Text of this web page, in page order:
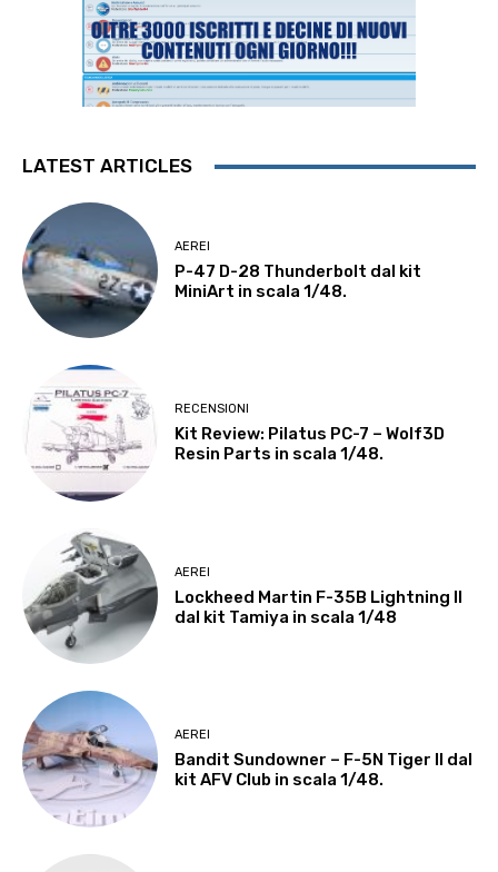
LATEST ARTICLES
AEREI
P-47 D-28 Thunderbolt dal kit
MiniArt in scala 1/48.
RECENSIONI
Kit Review: Pilatus PC-7 – Wolf3D
Resin Parts in scala 1/48.
AEREI
Lockheed Martin F-35B Lightning II
dal kit Tamiya in scala 1/48
AEREI
Bandit Sundowner – F-5N Tiger II dal
kit AFV Club in scala 1/48.